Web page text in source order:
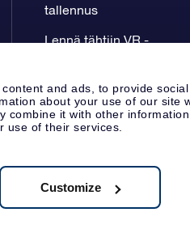
and ads, to provide
about your use of our site
combine it with other
use of their services.
Customize
tallennus
Lennä tähtiin VR -